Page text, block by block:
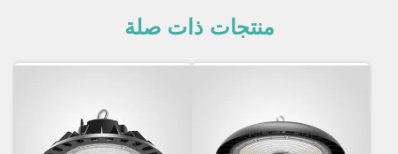
منتجات ذات صلة